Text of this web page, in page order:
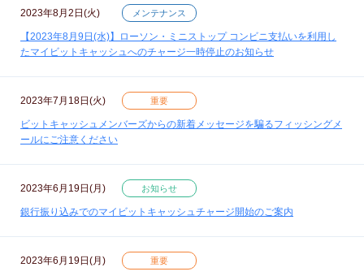
2023年8月2日(火) メンテナンス
【2023年8月9日(水)】ローソン・ミニストップ コンビニ支払いを利用し
たマイビットキャッシュへのチャージ一時停止のお知らせ
2023年7月18日(火) 重要
ビットキャッシュメンバーズからの新着メッセージを騙るフィッシングメ
ールにご注意ください
2023年6月19日(月) お知らせ
銀行振り込みでのマイビットキャッシュチャージ開始のご案内
2023年6月19日(月) 重要